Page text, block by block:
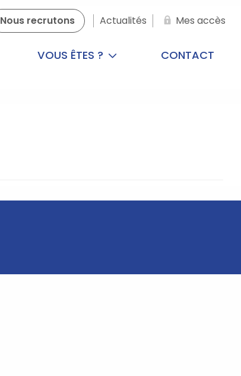
Nous recrutons Actualités Mes accès
VOUS ÊTES ? CONTACT